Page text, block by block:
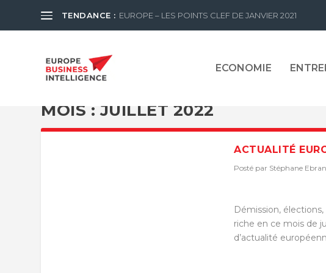
TENDANCE : EUROPE – LES POINTS CLEF DE JANVIER 2021
ECONOMIE
MOIS :JUILLET 2022
ACTUALITÉ
Posté par Stéphane Ebran
Démission,
riche en ce mois de
d’actualité